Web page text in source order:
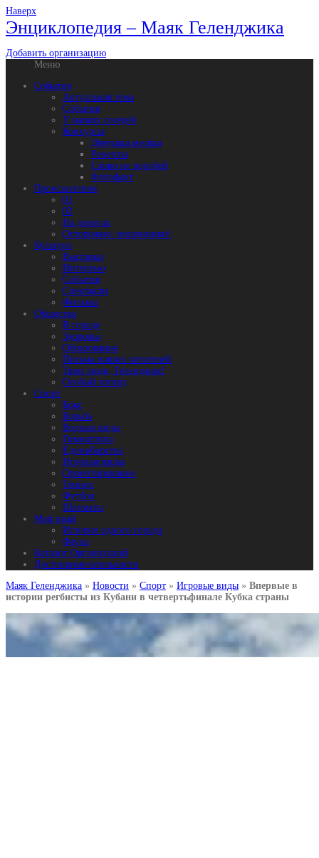
Наверх
Энциклопедия – Маяк Геленджика
Добавить организацию
Меню
События
Актуальная тема
События
У наших соседей
Конкурсы
Девушка месяца
Рецепты
Слово не воробей
Фотофакт
Происшествия
01
02
На дорогах
Осторожно: мошенники!
Культура
Выставки
Интервью
События
Спектакли
Фильмы
Общество
В городе
Здоровье
Образование
Письма наших читателей
Твои люди, Геленджик!
Особый взгляд
Спорт
Бокс
Борьба
Водные виды
Гимнастика
Единоборства
Игровые виды
Ориентирование
Теннис
Футбол
Шахматы
Мой край
История одного города
Фауна
Каталог Организаций
Достопримечательности
Маяк Геленджика » Новости » Спорт » Игровые виды » Впервые в
истории регбисты из Кубани в четвертьфинале Кубка страны